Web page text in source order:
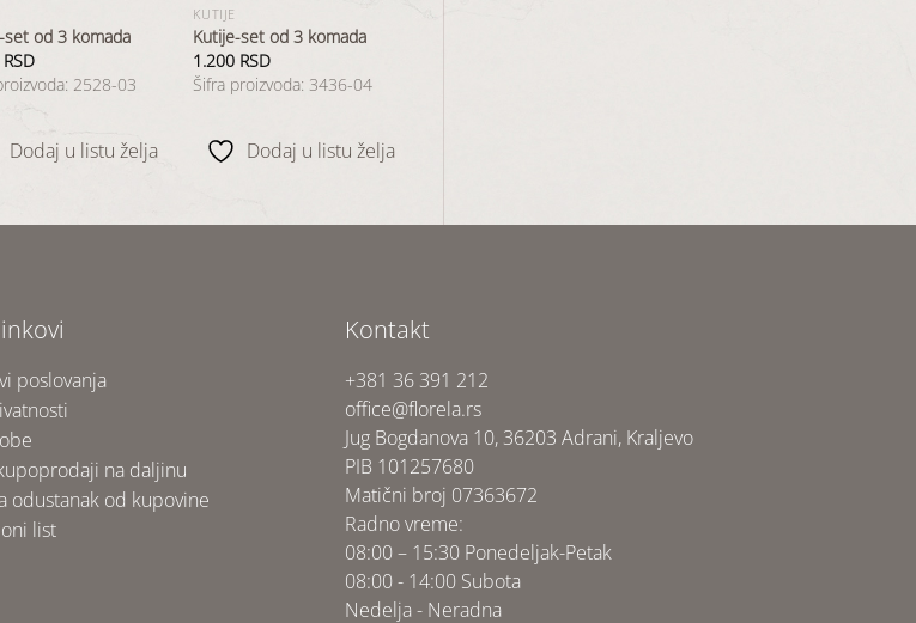
set od 3 komada
RSD
2528-03
Dodaj u listu želja
KUTIJE
Kutije-set od 3 komada
1.200 RSD
Šifra proizvoda: 3436-04
Dodaj u listu želja
poslovanja
na daljinu
odustanak od kupovine
list
Kontakt
+381 36 391 212
office@florela.rs
Jug Bogdanova 10, 36203 Adrani, Kraljevo
PIB 101257680
Matični broj 07363672
Radno vreme:
08:00 – 15:30 Ponedeljak-Petak
08:00 - 14:00 Subota
Nedelja - Neradna